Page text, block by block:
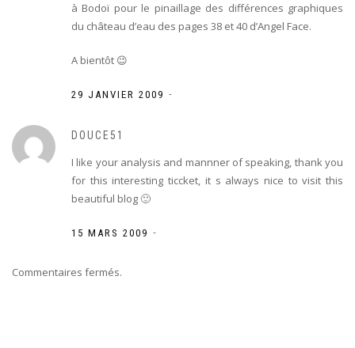
à Bodoï pour le pinaillage des différences graphiques
du château d’eau des pages 38 et 40 d’Angel Face.
A bientôt 😉
29 JANVIER 2009 -
DOUCE51
I like your analysis and mannner of speaking, thank you
for this interesting ticcket, it s always nice to visit this
beautiful blog 🙂
15 MARS 2009 -
Commentaires fermés.